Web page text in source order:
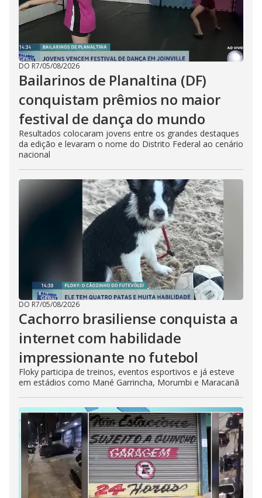
DO R7/05/08/2026
Bailarinos de Planaltina (DF)
conquistam prêmios no maior
festival de dança do mundo
Resultados colocaram jovens entre os grandes destaques
da edição e levaram o nome do Distrito Federal ao cenário
nacional
DO R7/05/08/2026
Cachorro brasiliense conquista a
internet com habilidade
impressionante no futebol
Floky participa de treinos, eventos esportivos e já esteve
em estádios como Mané Garrincha, Morumbi e Maracanã